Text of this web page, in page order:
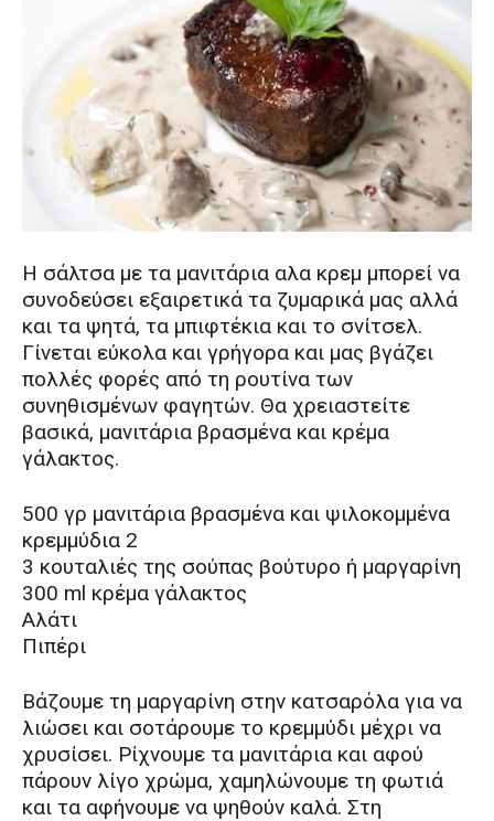
Η σάλτσα με τα μανιτάρια αλα κρεμ μπορεί να
συνοδεύσει εξαιρετικά τα ζυμαρικά μας αλλά
και τα ψητά, τα μπιφτέκια και το σνίτσελ.
Γίνεται εύκολα και γρήγορα και μας βγάζει
πολλές φορές από τη ρουτίνα των
συνηθισμένων φαγητών. Θα χρειαστείτε
βασικά, μανιτάρια βρασμένα και κρέμα
γάλακτος.
500 γρ μανιτάρια βρασμένα και ψιλοκομμένα
κρεμμύδια 2
3 κουταλιές της σούπας βούτυρο ή μαργαρίνη
300 ml κρέμα γάλακτος
Αλάτι
Πιπέρι
Βάζουμε τη μαργαρίνη στην κατσαρόλα για να
λιώσει και σοτάρουμε το κρεμμύδι μέχρι να
χρυσίσει. Ρίχνουμε τα μανιτάρια και αφού
πάρουν λίγο χρώμα, χαμηλώνουμε τη φωτιά
και τα αφήνουμε να ψηθούν καλά. Στη